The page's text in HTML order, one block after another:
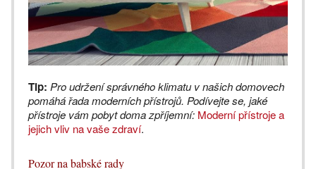
Tip: Pro udržení správného klimatu v našich domovech
pomáhá řada moderních přístrojů. Podívejte se, jaké
přístroje vám pobyt doma zpříjemní: Moderní přístroje a
jejich vliv na vaše zdraví.
Pozor na babské rady